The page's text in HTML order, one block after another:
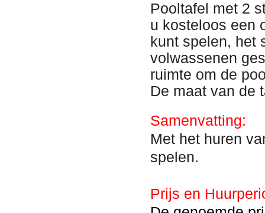
Pooltafel met 2
u kosteloos een
kunt spelen, het
volwassenen
ruimte om de
De maat van de
Samenvatting:
Met het huren
spelen.
Prijs en